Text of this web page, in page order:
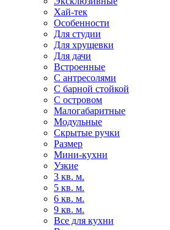
Хай-тек
Особенности
Для студии
Для хрущевки
Для дачи
Встроенные
С антресолями
С барной стойкой
С островом
Малогабаритные
Модульные
Скрытые ручки
Размер
Мини-кухни
Узкие
3 кв. м.
5 кв. м.
6 кв. м.
9 кв. м.
Все для кухни